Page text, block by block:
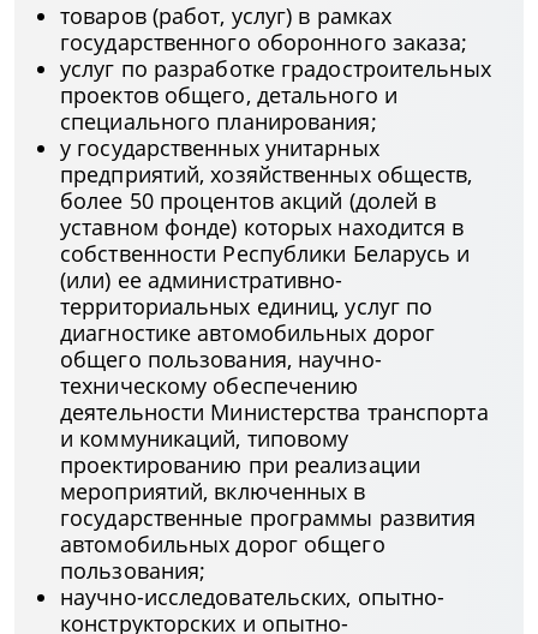
товаров (работ, услуг) в рамках
государственного оборонного заказа;
услуг по разработке градостроительных
проектов общего, детального и
специального планирования;
у государственных унитарных
предприятий, хозяйственных обществ,
более 50 процентов акций (долей в
уставном фонде) которых находится в
собственности Республики Беларусь и
(или) ее административно-
территориальных единиц, услуг по
диагностике автомобильных дорог
общего пользования, научно-
техническому обеспечению
деятельности Министерства транспорта
и коммуникаций, типовому
проектированию при реализации
мероприятий, включенных в
государственные программы развития
автомобильных дорог общего
пользования;
научно-исследовательских, опытно-
конструкторских и опытно-